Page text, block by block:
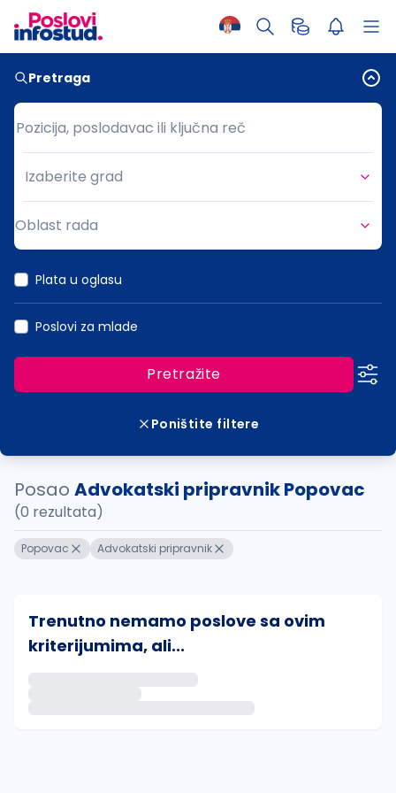
Pretraga
Pozicija, poslodavac ili ključna reč
Pozicija, poslodavac ili ključna reč
Grad
Izaberite grad
Oblast rada
Plata u oglasu
Poslovi za mlade
Pretražite
Poništite filtere
Posao Advokatski pripravnik Popovac
(0 rezultata)
Popovac Advokatski pripravnik
Trenutno nemamo poslove sa ovim
kriterijumima, ali...